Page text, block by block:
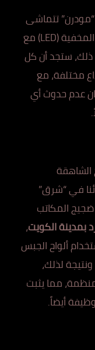
تتماشى
مع صيحات 2026، حيث ندمج الإضاءة المخفية (LED) مع
ذلك، ستجد أن كل
مختلفة، مع
عدم حدوث أي
الشاهقة
في “شرق”
المكاتب
بمدينة الكويت،
ألواح الجبس
لذلك،
مما يثبت
أيضاً.